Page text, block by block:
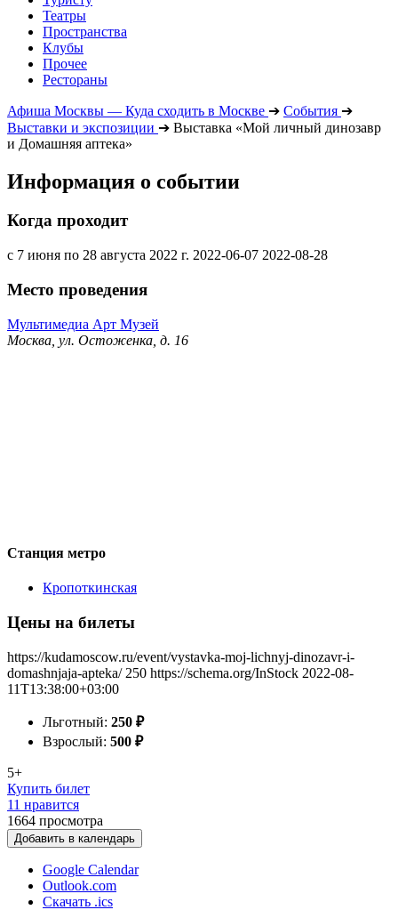
Театры
Пространства
Клубы
Прочее
Рестораны
Афиша Москвы — Куда сходить в Москве ➔ События ➔
Выставки и экспозиции ➔ Выставка «Мой личный динозавр
и Домашняя аптека»
Информация о событии
Когда проходит
с 7 июня по 28 августа 2022 г. 2022-06-07 2022-08-28
Место проведения
Мультимедиа Арт Музей
Москва, ул. Остоженка, д. 16
Станция метро
Кропоткинская
Цены на билеты
https://kudamoscow.ru/event/vystavka-moj-lichnyj-dinozavr-i-
domashnjaja-apteka/ 250 https://schema.org/InStock 2022-08-
11T13:38:00+03:00
Льготный: 250 ₽
Взрослый: 500 ₽
5+
Купить билет
11 нравится
1664 просмотра
Добавить в календарь
Google Calendar
Outlook.com
Скачать .ics